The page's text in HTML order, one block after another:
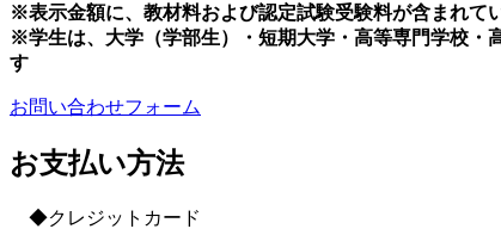
※表示金額に、教材料および認定試験受験料が含まれて
※学生は、大学（学部生）・短期大学・高等専門学校・
す
お問い合わせフォーム
お支払い方法
◆クレジットカード